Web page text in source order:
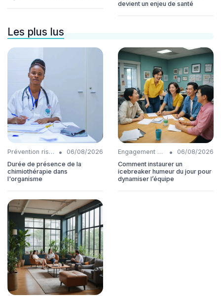
devient un enjeu de santé
Les plus lus
Prévention risques •
06/08/2026
Durée de présence de la
chimiothérapie dans
l'organisme
Engagement collaborateurs •
06/08/2026
Comment instaurer un
icebreaker humeur du jour pour
dynamiser l’équipe